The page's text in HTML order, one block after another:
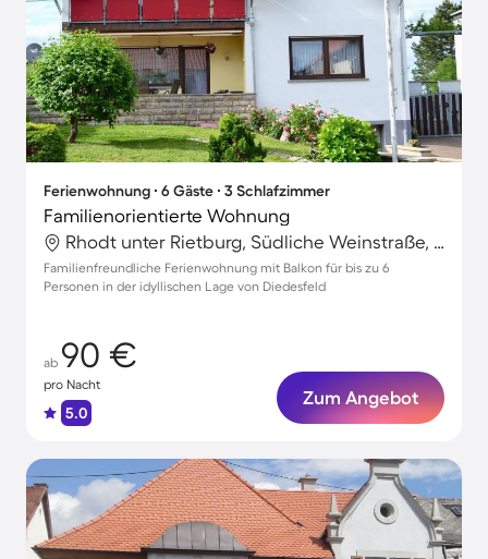
Ferienwohnung ∙ 6 Gäste ∙ 3 Schlafzimmer
Familienorientierte Wohnung
Rhodt unter Rietburg, Südliche Weinstraße, Deutschland
Familienfreundliche Ferienwohnung mit Balkon für bis zu 6
Personen in der idyllischen Lage von Diedesfeld
ab 90 €
pro Nacht
5.0
Zum Angebot